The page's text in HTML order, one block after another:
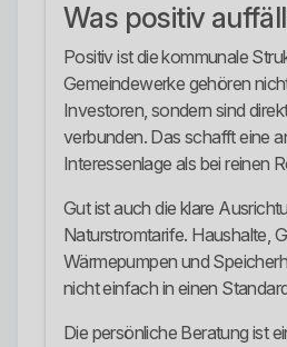
Was positiv
Positiv ist die kommunale
Gemeindewerke gehören
Investoren, sondern sind
verbunden. Das schafft eine
Interessenlage als bei reinen
Gut ist auch die klare
Naturstromtarife. Haushalte,
Wärmepumpen und
nicht einfach in einen
Die persönliche Beratung ist